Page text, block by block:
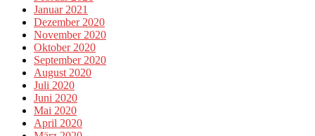
Januar 2021
Dezember 2020
November 2020
Oktober 2020
September 2020
August 2020
Juli 2020
Juni 2020
Mai 2020
April 2020